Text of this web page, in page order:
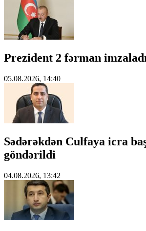
Prezident 2 fərman
05.08.2026, 14:40
Sədərəkdən Culfaya icra
göndərildi
04.08.2026, 13:42